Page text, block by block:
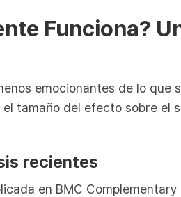
Funciona?
emocionantes de lo que
tamaño del efecto sobre el
recientes
en BMC